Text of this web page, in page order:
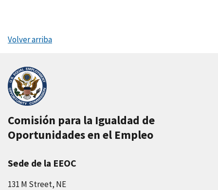
Volver arriba
Comisión para la Igualdad de
Oportunidades en el Empleo
Sede de la EEOC
131 M Street, NE